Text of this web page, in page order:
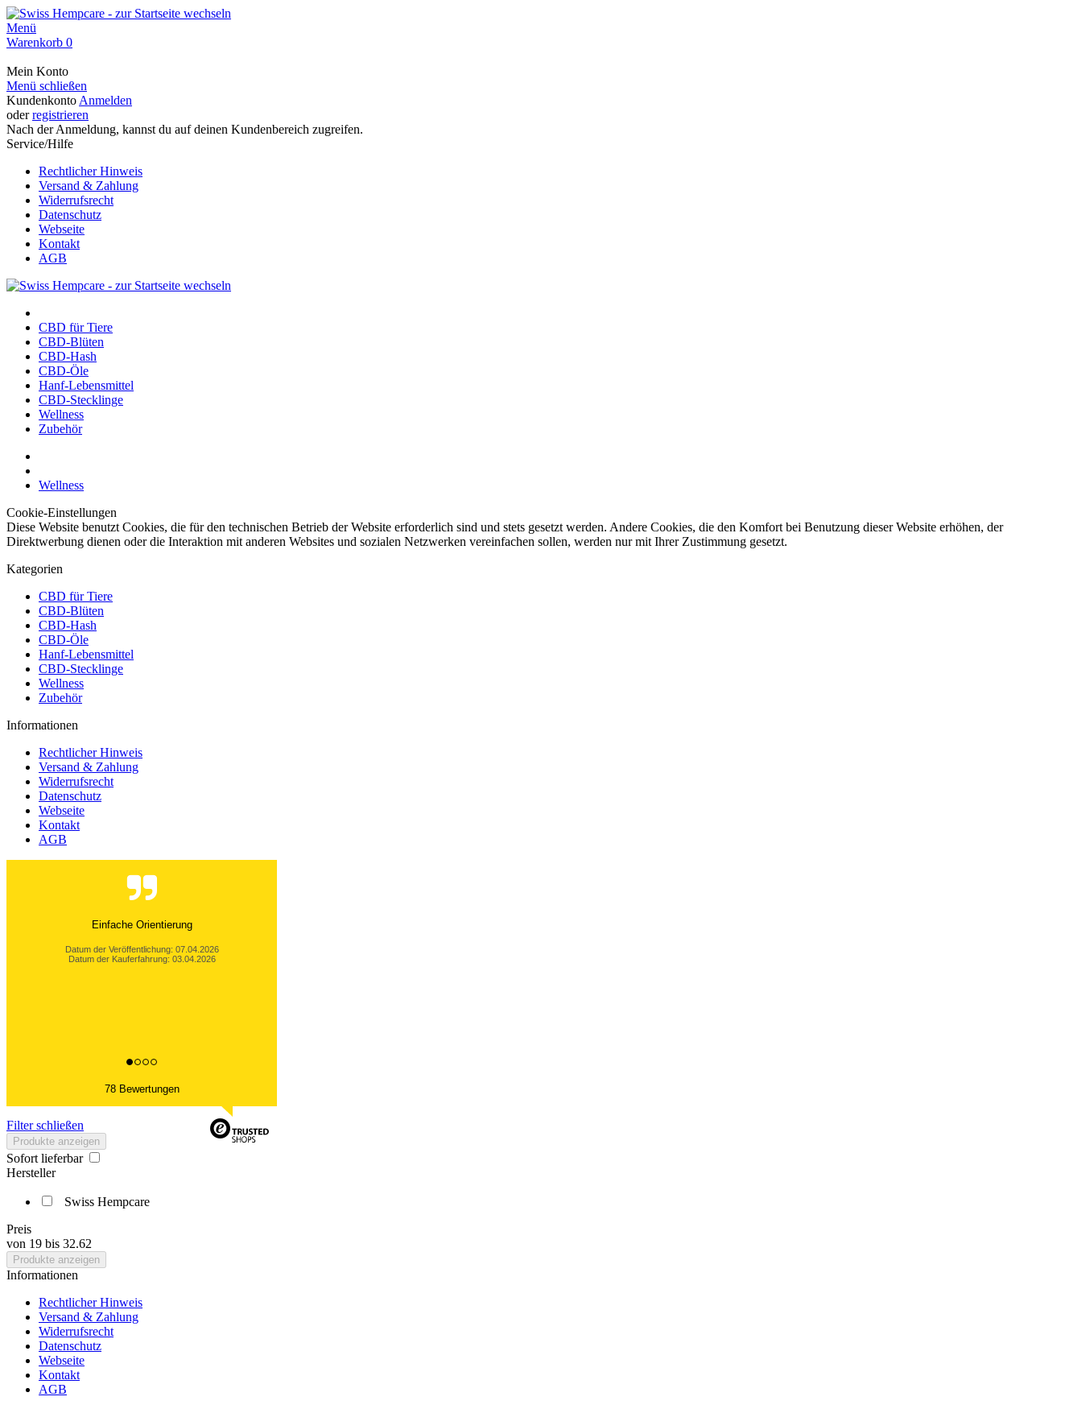
Menü
Warenkorb 0
Mein Konto
Menü schließen
Kundenkonto Anmelden
oderregistrieren
Nach der Anmeldung, kannst du auf deinen Kundenbereich zugreifen.
Service/Hilfe
Rechtlicher Hinweis
Versand & Zahlung
Widerrufsrecht
Datenschutz
Webseite
Kontakt
AGB
CBD für Tiere
CBD-Blüten
CBD-Hash
CBD-Öle
Hanf-Lebensmittel
CBD-Stecklinge
Wellness
Zubehör
Wellness
Cookie-Einstellungen
Diese Website benutzt Cookies, die für den technischen Betrieb der Website erforderlich sind und stets gesetzt werden. Andere Cookies, die den Komfort bei Benutzung dieser Website erhöhen, der
Direktwerbung dienen oder die Interaktion mit anderen Websites und sozialen Netzwerken vereinfachen sollen, werden nur mit Ihrer Zustimmung gesetzt.
Kategorien
CBD für Tiere
CBD-Blüten
CBD-Hash
CBD-Öle
Hanf-Lebensmittel
CBD-Stecklinge
Wellness
Zubehör
Informationen
Rechtlicher Hinweis
Versand & Zahlung
Widerrufsrecht
Datenschutz
Webseite
Kontakt
AGB
Einfache Orientierung
Datum der Veröffentlichung: 07.04.2026
Datum der Kauferfahrung: 03.04.2026
78 Bewertungen
Filter schließen
Produkte anzeigen
Sofort lieferbar
Hersteller
Swiss Hempcare
Preis
von 19 bis 32.62
Produkte anzeigen
Informationen
Rechtlicher Hinweis
Versand & Zahlung
Widerrufsrecht
Datenschutz
Webseite
Kontakt
AGB